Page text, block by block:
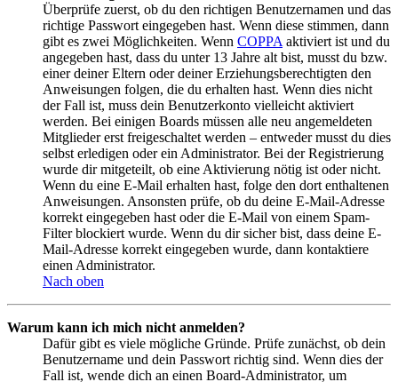
Überprüfe zuerst, ob du den richtigen Benutzernamen und das
richtige Passwort eingegeben hast. Wenn diese stimmen, dann
gibt es zwei Möglichkeiten. Wenn COPPA aktiviert ist und du
angegeben hast, dass du unter 13 Jahre alt bist, musst du bzw.
einer deiner Eltern oder deiner Erziehungsberechtigten den
Anweisungen folgen, die du erhalten hast. Wenn dies nicht
der Fall ist, muss dein Benutzerkonto vielleicht aktiviert
werden. Bei einigen Boards müssen alle neu angemeldeten
Mitglieder erst freigeschaltet werden – entweder musst du dies
selbst erledigen oder ein Administrator. Bei der Registrierung
wurde dir mitgeteilt, ob eine Aktivierung nötig ist oder nicht.
Wenn du eine E-Mail erhalten hast, folge den dort enthaltenen
Anweisungen. Ansonsten prüfe, ob du deine E-Mail-Adresse
korrekt eingegeben hast oder die E-Mail von einem Spam-
Filter blockiert wurde. Wenn du dir sicher bist, dass deine E-
Mail-Adresse korrekt eingegeben wurde, dann kontaktiere
einen Administrator.
Nach oben
Warum kann ich mich nicht anmelden?
Dafür gibt es viele mögliche Gründe. Prüfe zunächst, ob dein
Benutzername und dein Passwort richtig sind. Wenn dies der
Fall ist, wende dich an einen Board-Administrator, um